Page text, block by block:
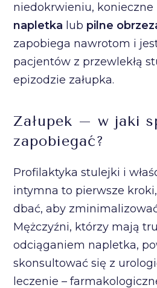
niedokrwieniu, konieczne
napletka lub pilne
zapobiega nawrotom i
pacjentów z przewlekłą
epizodzie załupka.
Załupek – w jaki
zapobiegać?
Profilaktyka stulejki i
intymna to pierwsze
dbać, aby
Mężczyźni, którzy mają
odciąganiem napletka,
skonsultować się z
leczenie –